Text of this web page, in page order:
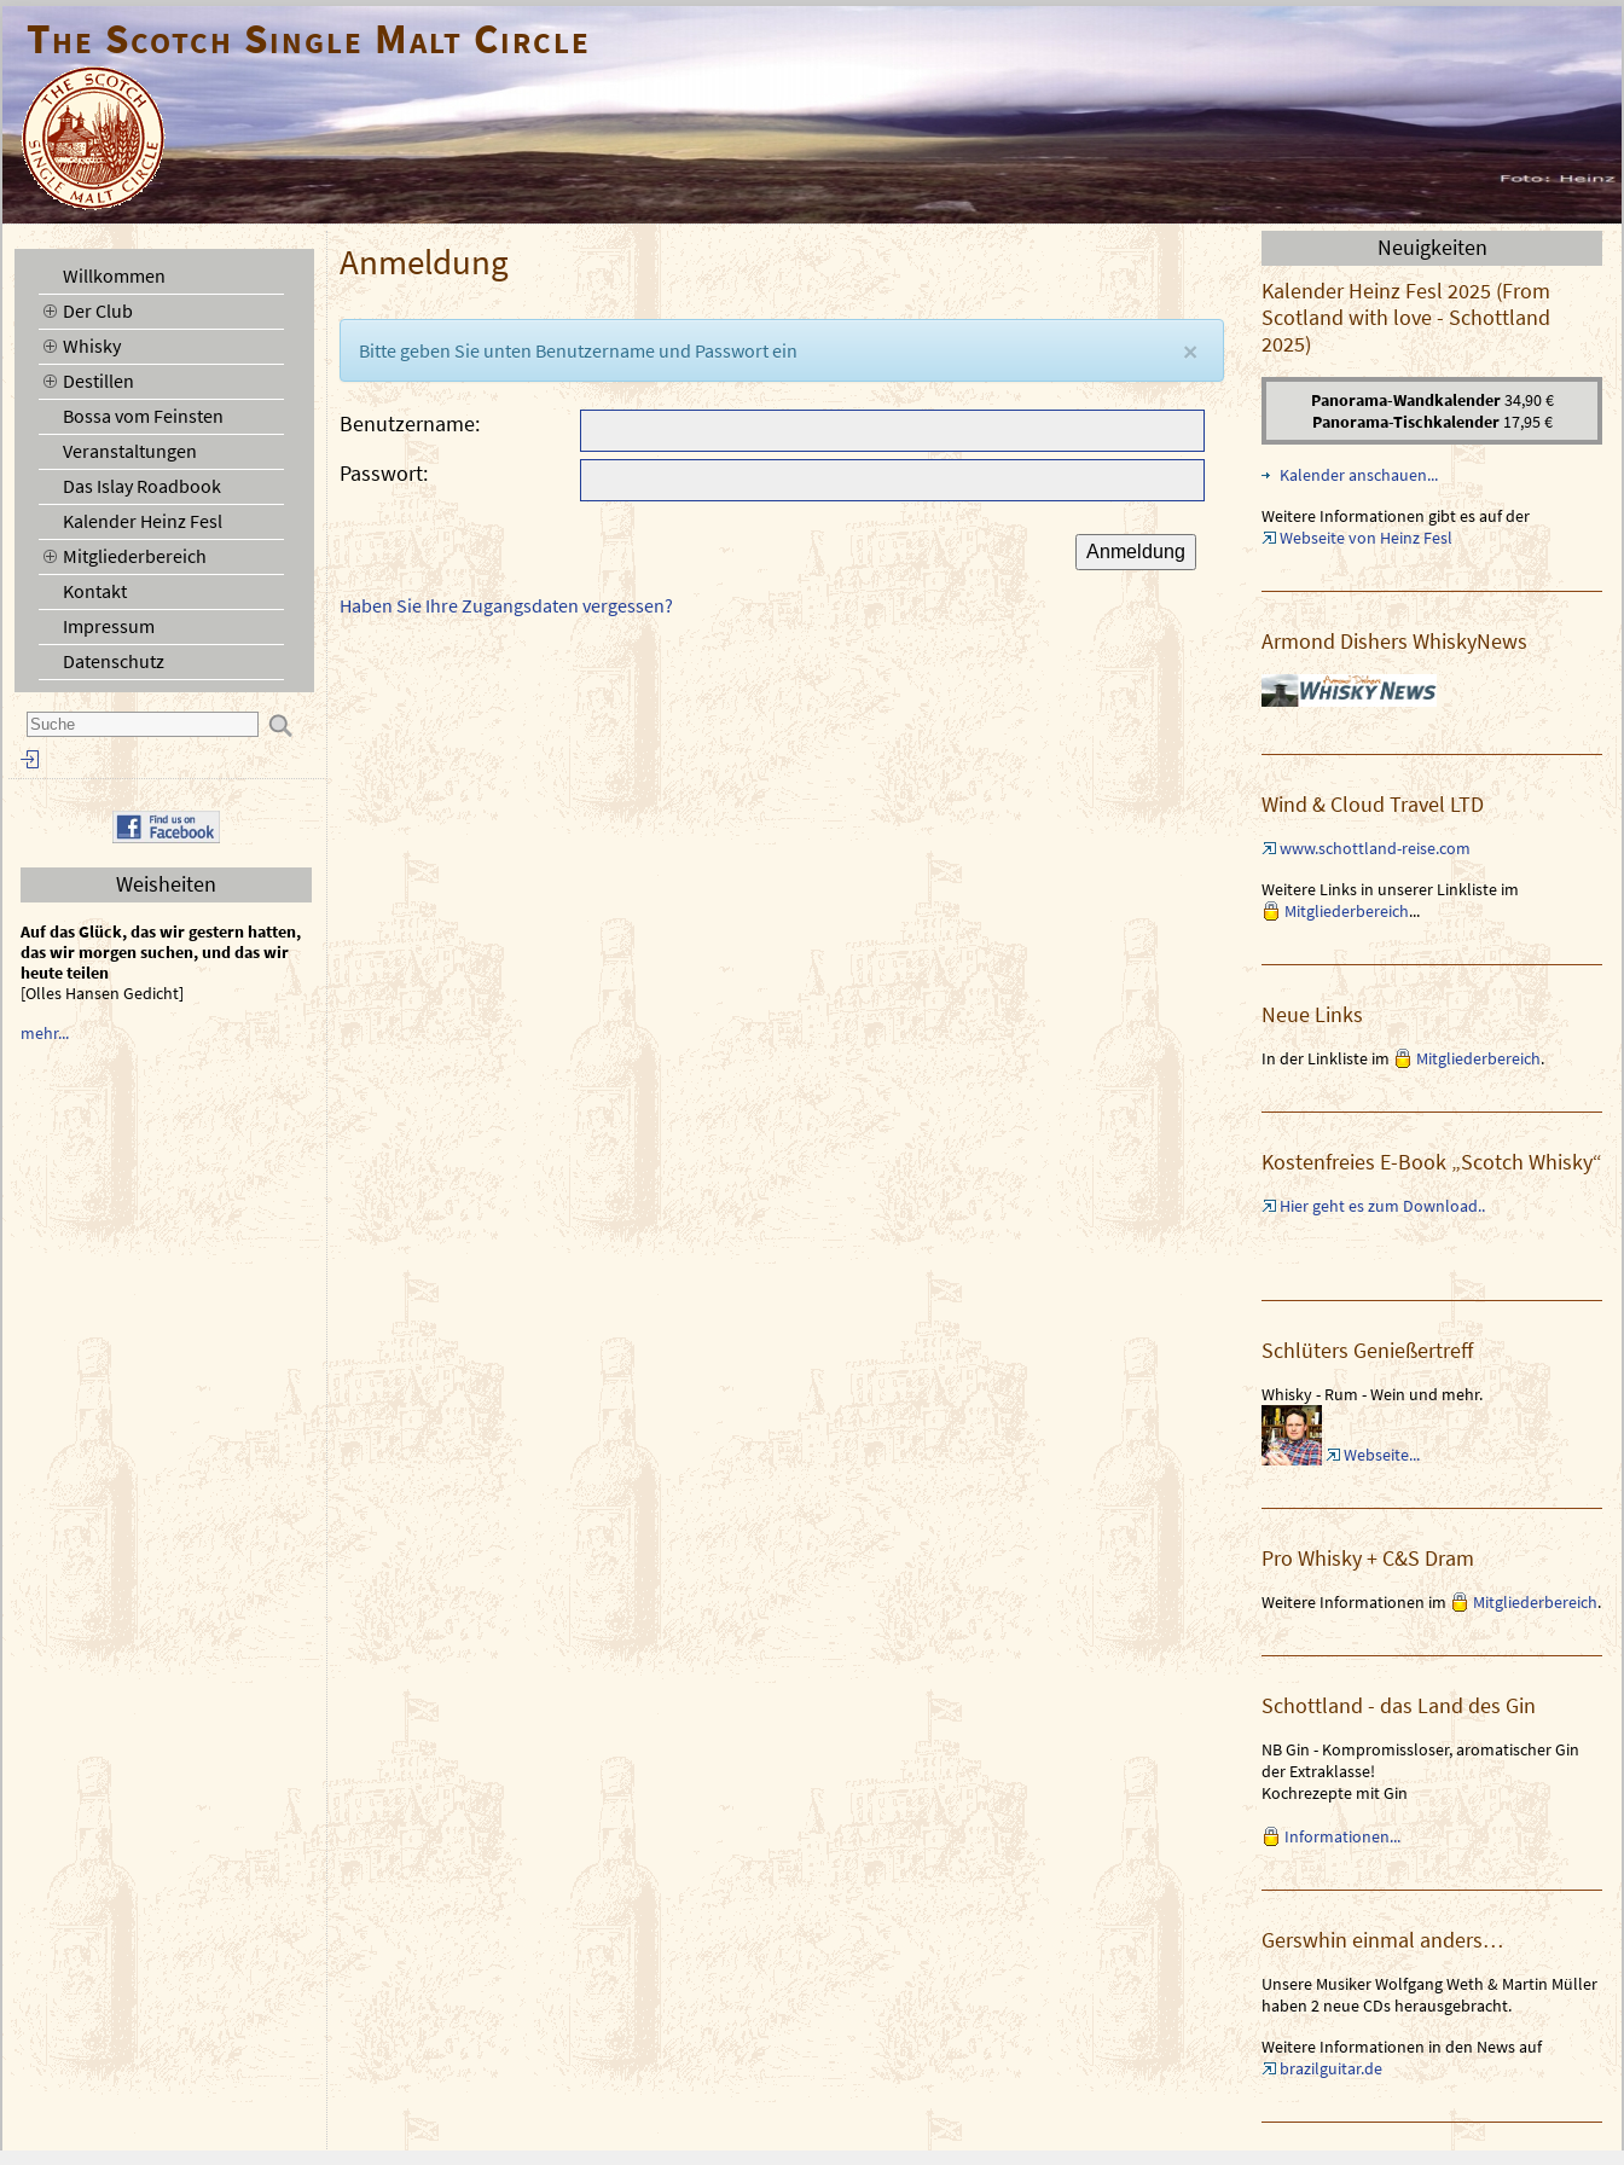
The Scotch Single Malt Circle
Willkommen
Der Club
Whisky
Destillen
Bossa vom Feinsten
Veranstaltungen
Das Islay Roadbook
Kalender Heinz Fesl
Mitgliederbereich
Kontakt
Impressum
Datenschutz
Weisheiten
Auf das Glück, das wir gestern hatten,
das wir morgen suchen, und das wir
heute teilen
[Olles Hansen Gedicht]
mehr...
Anmeldung
×
Bitte geben Sie unten Benutzername und Passwort ein
Benutzername
Passwort
Anmeldung
Haben Sie Ihre Zugangsdaten vergessen?
Neuigkeiten
Kalender Heinz Fesl 2025 (From
Scotland with love - Schottland
2025)
Panorama-Wandkalender34,90 €
Panorama-Tischkalender17,95 €
Kalender anschauen...
Weitere Informationen gibt es auf der
Webseite von Heinz Fesl
Armond Dishers WhiskyNews
Wind & Cloud Travel LTD
www.schottland-reise.com
Weitere Links in unserer Linkliste im
Mitgliederbereich...
Neue Links
In der Linkliste im Mitgliederbereich.
Kostenfreies E-Book „Scotch Whisky“
Hier geht es zum Download..
Schlüters Genießertreff
Whisky - Rum - Wein und mehr.
Webseite...
Pro Whisky + C&S Dram
Weitere Informationen im Mitgliederbereich.
Schottland - das Land des Gin
NB Gin - Kompromissloser, aromatischer Gin
der Extraklasse!
Kochrezepte mit Gin
Informationen...
Gerswhin einmal anders…
Unsere Musiker Wolfgang Weth & Martin Müller
haben 2 neue CDs herausgebracht.
Weitere Informationen in den News auf
brazilguitar.de